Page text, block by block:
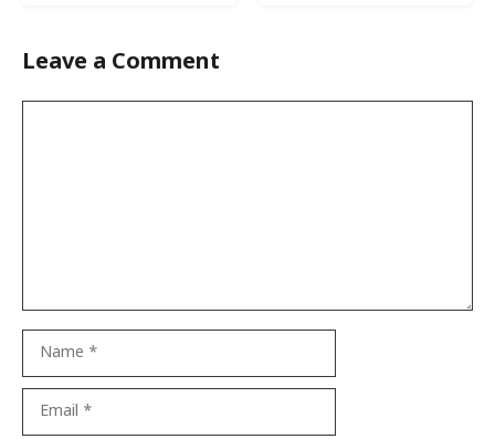
Leave a Comment